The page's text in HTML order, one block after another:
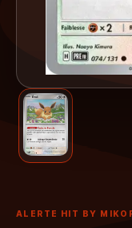
ALERTE HIT BY